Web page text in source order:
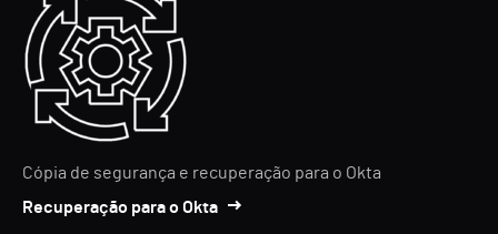
Cópia de segurança e recuperação para o Okta
Recuperação para o Okta